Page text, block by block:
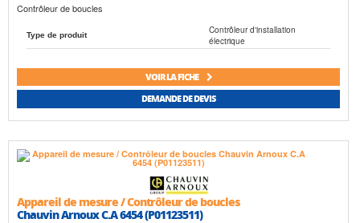
Contrôleur de boucles
Type de produit
Contrôleur d'installation
électrique
VOIR LA FICHE
DEMANDE DE DEVIS
Appareil de mesure / Contrôleur de boucles
Chauvin Arnoux C.A 6454 (P01123511)